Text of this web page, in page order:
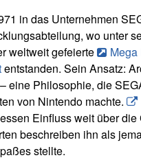
in das Unternehmen
wo unter
weltweit gefeierte Mega
entstanden. Sein Ansatz:
eine Philosophie, die
von Nintendo machte.
Einfluss weit über
beschreiben ihn als
stellte.